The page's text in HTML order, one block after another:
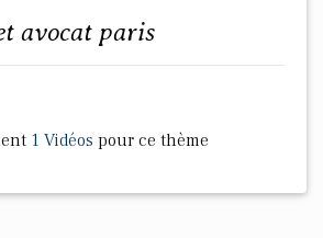
avocat paris
1 Vidéos pour ce thème